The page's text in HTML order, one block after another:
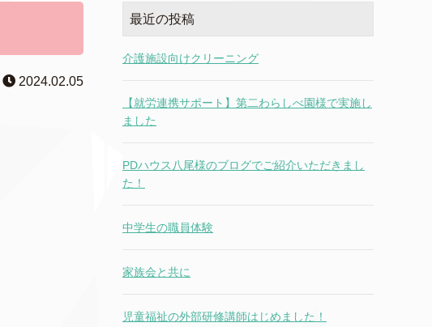
2024.02.05
最近の投稿
介護施設向けクリーニング
【就労連携サポート】第二わらしべ園様で実施し
ました
PDハウス八尾様のブログでご紹介いただきまし
た！
中学生の職員体験
家族会と共に
児童福祉の外部研修講師はじめました！